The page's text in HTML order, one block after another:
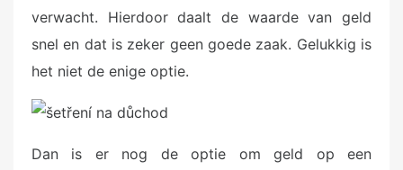
verwacht. Hierdoor daalt de waarde van geld
snel en dat is zeker geen goede zaak. Gelukkig is
het niet de enige optie.
Dan is er nog de optie om geld op een